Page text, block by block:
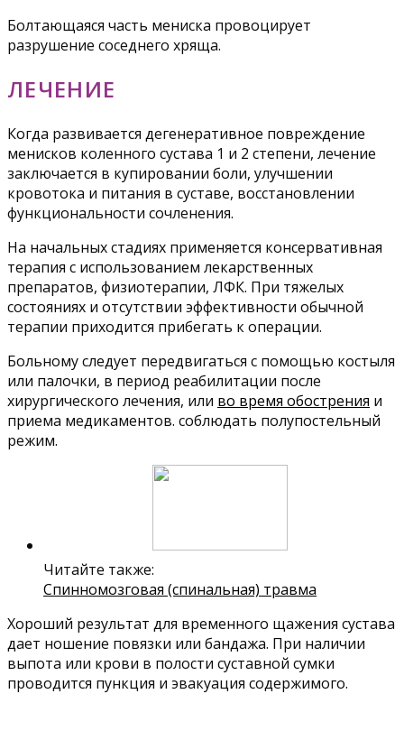
Болтающаяся часть мениска провоцирует
разрушение соседнего хряща.
ЛЕЧЕНИЕ
Когда развивается дегенеративное повреждение
менисков коленного сустава 1 и 2 степени, лечение
заключается в купировании боли, улучшении
кровотока и питания в суставе, восстановлении
функциональности сочленения.
На начальных стадиях применяется консервативная
терапия с использованием лекарственных
препаратов, физиотерапии, ЛФК. При тяжелых
состояниях и отсутствии эффективности обычной
терапии приходится прибегать к операции.
Больному следует передвигаться с помощью костыля
или палочки, в период реабилитации после
хирургического лечения, или во время обострения и
приема медикаментов. соблюдать полупостельный
режим.
Читайте также:
Спинномозговая (спинальная) травма
Хороший результат для временного щажения сустава
дает ношение повязки или бандажа. При наличии
выпота или крови в полости суставной сумки
проводится пункция и эвакуация содержимого.